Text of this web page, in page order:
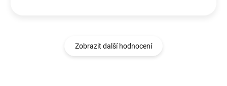
Zobrazit další hodnocení